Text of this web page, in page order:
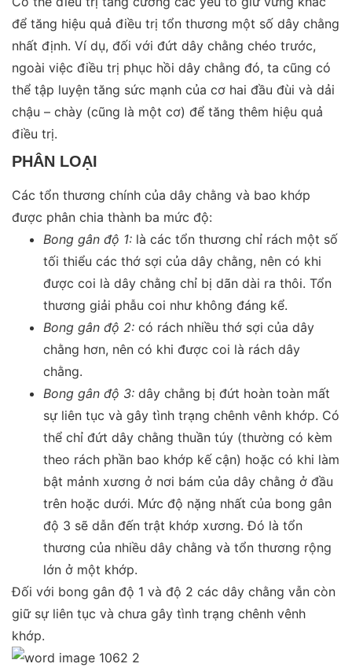
để tăng hiệu quả điều trị tổn thương một số dây chằng
nhất định. Ví dụ, đối với đứt dây chằng chéo trước,
ngoài việc điều trị phục hồi dây chằng đó, ta cũng có
thể tập luyện tăng sức mạnh của cơ hai đầu đùi và dải
chậu – chày (cũng là một cơ) để tăng thêm hiệu quả
điều trị.
PHÂN LOẠI
Các tổn thương chính của dây chằng và bao khớp
được phân chia thành ba mức độ:
Bong gân độ 1: là các tổn thương chỉ rách một số
tối thiểu các thớ sợi của dây chằng, nên có khi
được coi là dây chằng chỉ bị dãn dài ra thôi. Tổn
thương giải phẫu coi như không đáng kể.
Bong gân độ 2: có rách nhiều thớ sợi của dây
chằng hơn, nên có khi được coi là rách dây
chằng.
Bong gân độ 3: dây chằng bị đứt hoàn toàn mất
sự liên tục và gây tình trạng chênh vênh khớp. Có
thể chỉ đứt dây chằng thuần túy (thường có kèm
theo rách phần bao khớp kế cận) hoặc có khi làm
bật mảnh xương ở nơi bám của dây chằng ở đầu
trên hoặc dưới. Mức độ nặng nhất của bong gân
độ 3 sẽ dẫn đến trật khớp xương. Đó là tổn
thương của nhiều dây chằng và tổn thương rộng
lớn ở một khớp.
Đối với bong gân độ 1 và độ 2 các dây chằng vẫn còn
giữ sự liên tục và chưa gây tình trạng chênh vênh
khớp.